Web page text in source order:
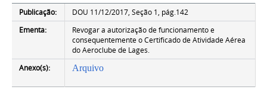
Publicação:
DOU 11/12/2017, Seção 1, pág.142
Ementa:
Revogar a autorização de funcionamento e
consequentemente o Certificado de Atividade Aérea
do Aeroclube de Lages.
Anexo(s):
Arquivo